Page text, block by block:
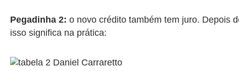
Pegadinha 2: o novo crédito também tem juro. Depois
isso significa na prática: